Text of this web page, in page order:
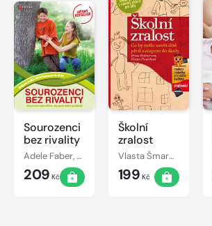
Sourozenci
bez rivality
Adele Faber, Elaine Mazlish
209 Kč
Školní
zralost
Vlasta Šmardová, Jiřina Bednářová
199 Kč